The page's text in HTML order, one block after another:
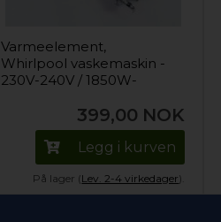
Varmeelement,
Whirlpool vaskemaskin -
230V-240V / 1850W-
399,00 NOK
Legg i kurven
På lager (Lev. 2-4 virkedager).